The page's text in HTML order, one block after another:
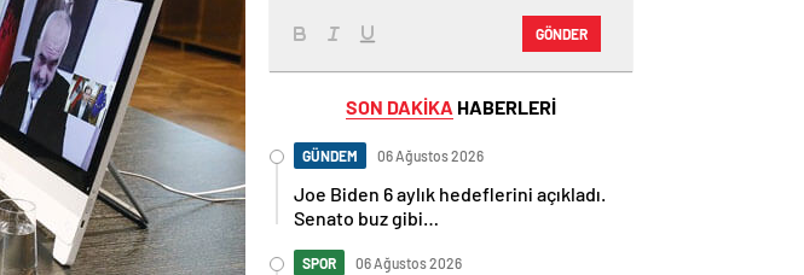
GÖNDER
SON DAKİKA HABERLERİ
GÜNDEM 06 Ağustos 2026
Joe Biden 6 aylık hedeflerini açıkladı.
Senato buz gibi…
SPOR 06 Ağustos 2026